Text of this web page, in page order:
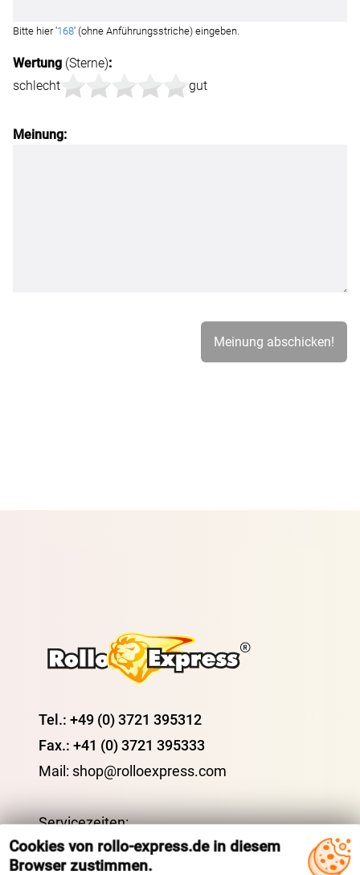
Bitte hier '168' (ohne Anführungsstriche) eingeben.
Wertung (Sterne):
schlecht
gut
Meinung:
Cookies von rollo-express.de in diesem
Browser zustimmen.
Tel.: +49 (0) 3721 395312
Fax.: +41 (0) 3721 395333
Mail: shop@rolloexpress.com
Servicezeiten:
Montag - Freitag: 08:00 - 19:00 Uhr